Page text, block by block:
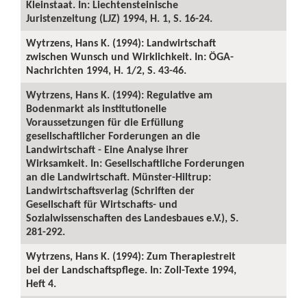
Kleinstaat. In: Liechtensteinische
Juristenzeitung (LJZ) 1994, H. 1, S. 16-24.
Wytrzens, Hans K. (1994): Landwirtschaft
zwischen Wunsch und Wirklichkeit. In: ÖGA-
Nachrichten 1994, H. 1/2, S. 43-46.
Wytrzens, Hans K. (1994): Regulative am
Bodenmarkt als institutionelle
Voraussetzungen für die Erfüllung
gesellschaftlicher Forderungen an die
Landwirtschaft - Eine Analyse ihrer
Wirksamkeit. In: Gesellschaftliche Forderungen
an die Landwirtschaft. Münster-Hiltrup:
Landwirtschaftsverlag (Schriften der
Gesellschaft für Wirtschafts- und
Sozialwissenschaften des Landesbaues e.V.), S.
281-292.
Wytrzens, Hans K. (1994): Zum Therapiestreit
bei der Landschaftspflege. In: Zoll-Texte 1994,
Heft 4.